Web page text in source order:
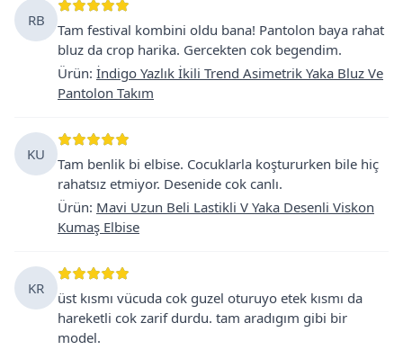
RB
Tam festival kombini oldu bana! Pantolon baya rahat
bluz da crop harika. Gercekten cok begendim.
Ürün: İndigo Yazlık İkili Trend Asimetrik Yaka Bluz Ve
Pantolon Takım
KU
Tam benlik bi elbise. Cocuklarla koştururken bile hiç
rahatsız etmiyor. Desenide cok canlı.
Ürün: Mavi Uzun Beli Lastikli V Yaka Desenli Viskon
Kumaş Elbise
KR
üst kısmı vücuda cok guzel oturuyo etek kısmı da
hareketli cok zarif durdu. tam aradıgım gibi bir
model.